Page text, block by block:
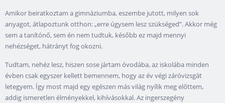
Amikor beiratkoztam a gimnáziumba, eszembe jutott, milyen sok
anyagot, átlapoztunk otthon: „erre úgysem lesz szükséged”. Akkor még
sem a tanítónő, sem én nem tudtuk, később ez majd mennyi
nehézséget, hátrányt fog okozni.
Tudtam, nehéz lesz, hiszen sose jártam óvodába, az iskolába minden
évben csak egyszer kellett bemennem, hogy az év végi záróvizsgát
letegyem. Így most majd egy egészen más világ nyílik meg előttem,
addig ismeretlen élményekkel, kihívásokkal. Az ingerszegény